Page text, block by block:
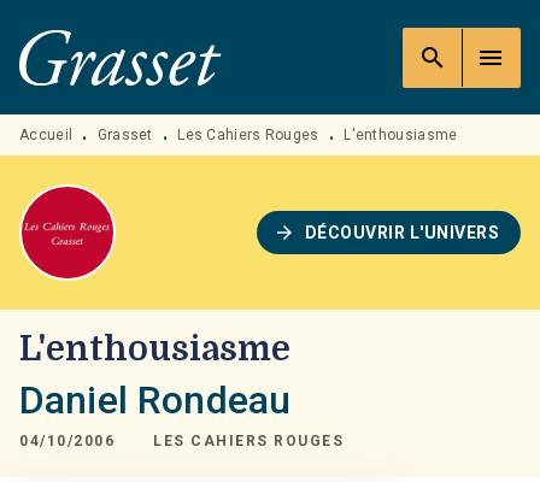
MENU RECHERCHE
PIED DE PAGE
search menu
Accueil • Grasset • Les Cahiers Rouges • L'enthousiasme
arrow_forward DÉCOUVRIR L'UNIVERS
L'enthousiasme
Daniel Rondeau
04/10/2006 LES CAHIERS ROUGES